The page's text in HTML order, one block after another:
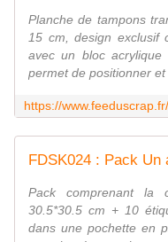
Planche de tampons
15 cm, design exclusif
avec un bloc
permet de positionner et
FDSK024 : Pack Un
Pack comprenant la
30.5*30.5 cm + 10
dans une pochette en